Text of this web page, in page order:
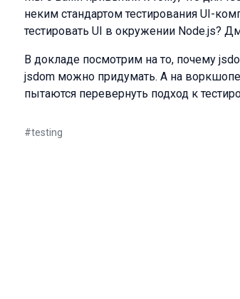
неким стандартом тестирования UI-
тестировать UI в окружении Node.js?
В докладе посмотрим на то, почему
jsdom можно придумать. А на
пытаются перевернуть подход к
#testing